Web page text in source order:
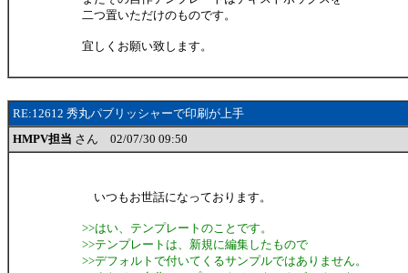
二つ置いただけのものです。
宜しくお願い致します。
RE:12612 秀丸パブリッシャーで印刷が上手
HMPV担当 さん 02/07/30 09:50
いつもお世話になっております。
>>はい、テンプレートのことです。
>>テンプレートは、新規に編集したもので
>>デフォルトで付いてくるサンプルではありません。